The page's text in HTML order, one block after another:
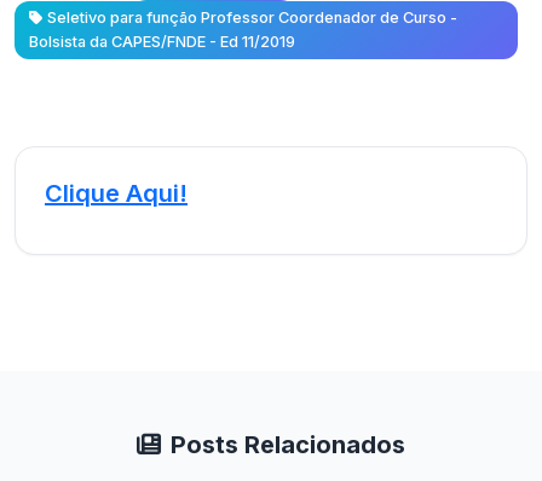
Seletivo para função Professor Coordenador de Curso -
Bolsista da CAPES/FNDE - Ed 11/2019
Clique Aqui!
Posts Relacionados